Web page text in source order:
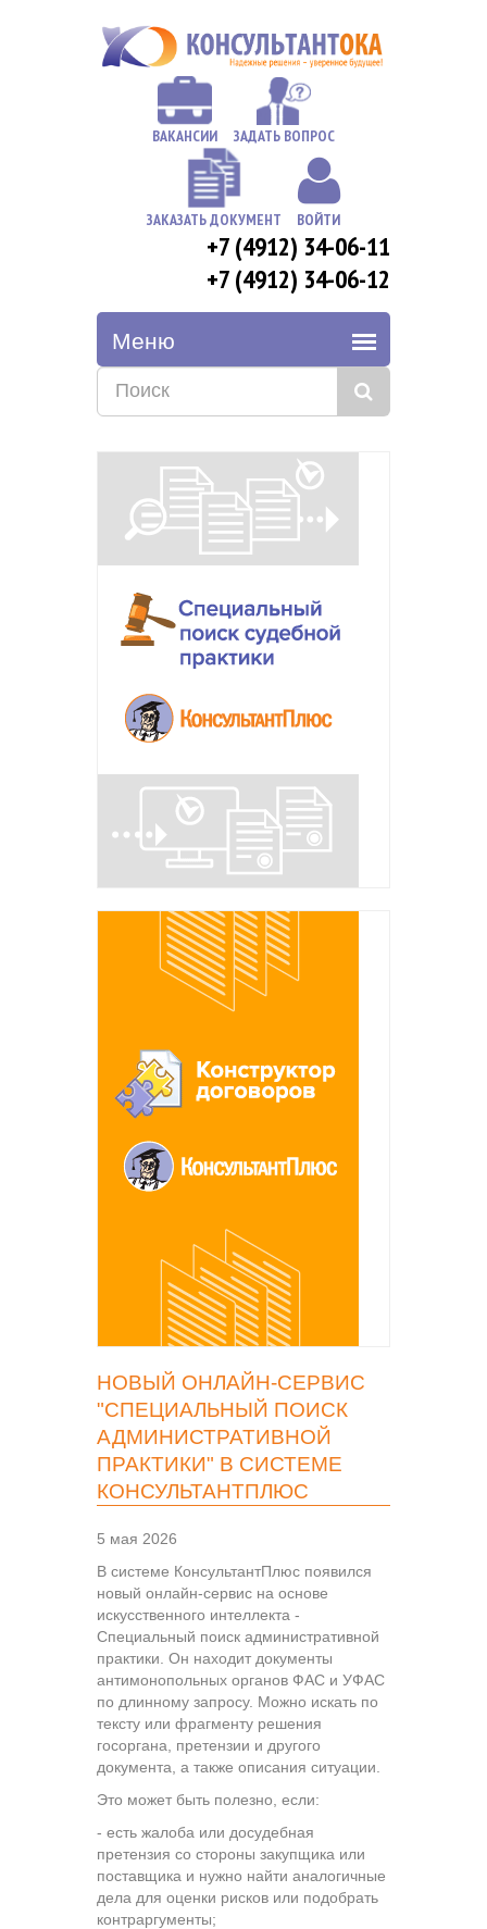
ВАКАНСИИ ЗАДАТЬ ВОПРОС
ЗАКАЗАТЬ ДОКУМЕНТ ВОЙТИ
+7 (4912) 34-06-11
+7 (4912) 34-06-12
НОВЫЙ ОНЛАЙН-СЕРВИС
"СПЕЦИАЛЬНЫЙ ПОИСК
АДМИНИСТРАТИВНОЙ
ПРАКТИКИ" В СИСТЕМЕ
КОНСУЛЬТАНТПЛЮС
5 мая 2026
В системе КонсультантПлюс появился
новый онлайн-сервис на основе
искусственного интеллекта -
Специальный поиск административной
практики. Он находит документы
антимонопольных органов ФАС и УФАС
по длинному запросу. Можно искать по
тексту или фрагменту решения
госоргана, претензии и другого
документа, а также описания ситуации.
Это может быть полезно, если:
- есть жалоба или досудебная
претензия со стороны закупщика или
поставщика и нужно найти аналогичные
дела для оценки рисков или подобрать
контраргументы;